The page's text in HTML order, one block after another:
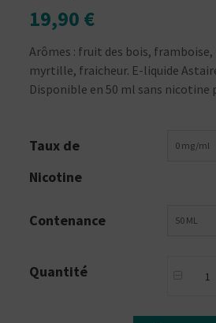
19,90 €
Arômes : fruit des bois,
myrtille, fraicheur. E-liquide
Disponible en 50 ml sans nicotine
Taux de
Nicotine
0 mg/ml
Contenance 50 ML
Quantité